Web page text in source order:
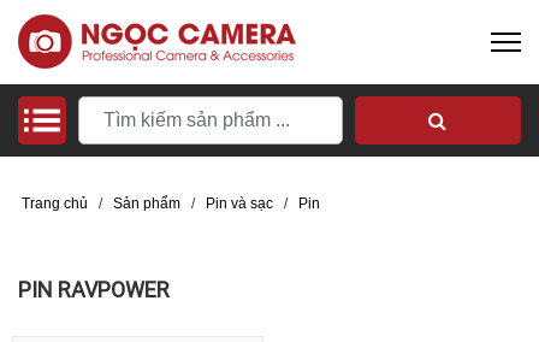
Trang chủ / Sản phẩm / Pin và sạc / Pin
PIN RAVPOWER